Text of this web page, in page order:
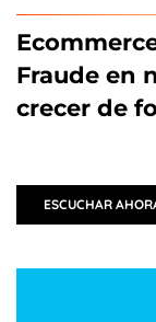
Fraude en
crecer de
ESCUCHAR